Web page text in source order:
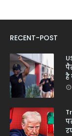
RECENT-POST
है